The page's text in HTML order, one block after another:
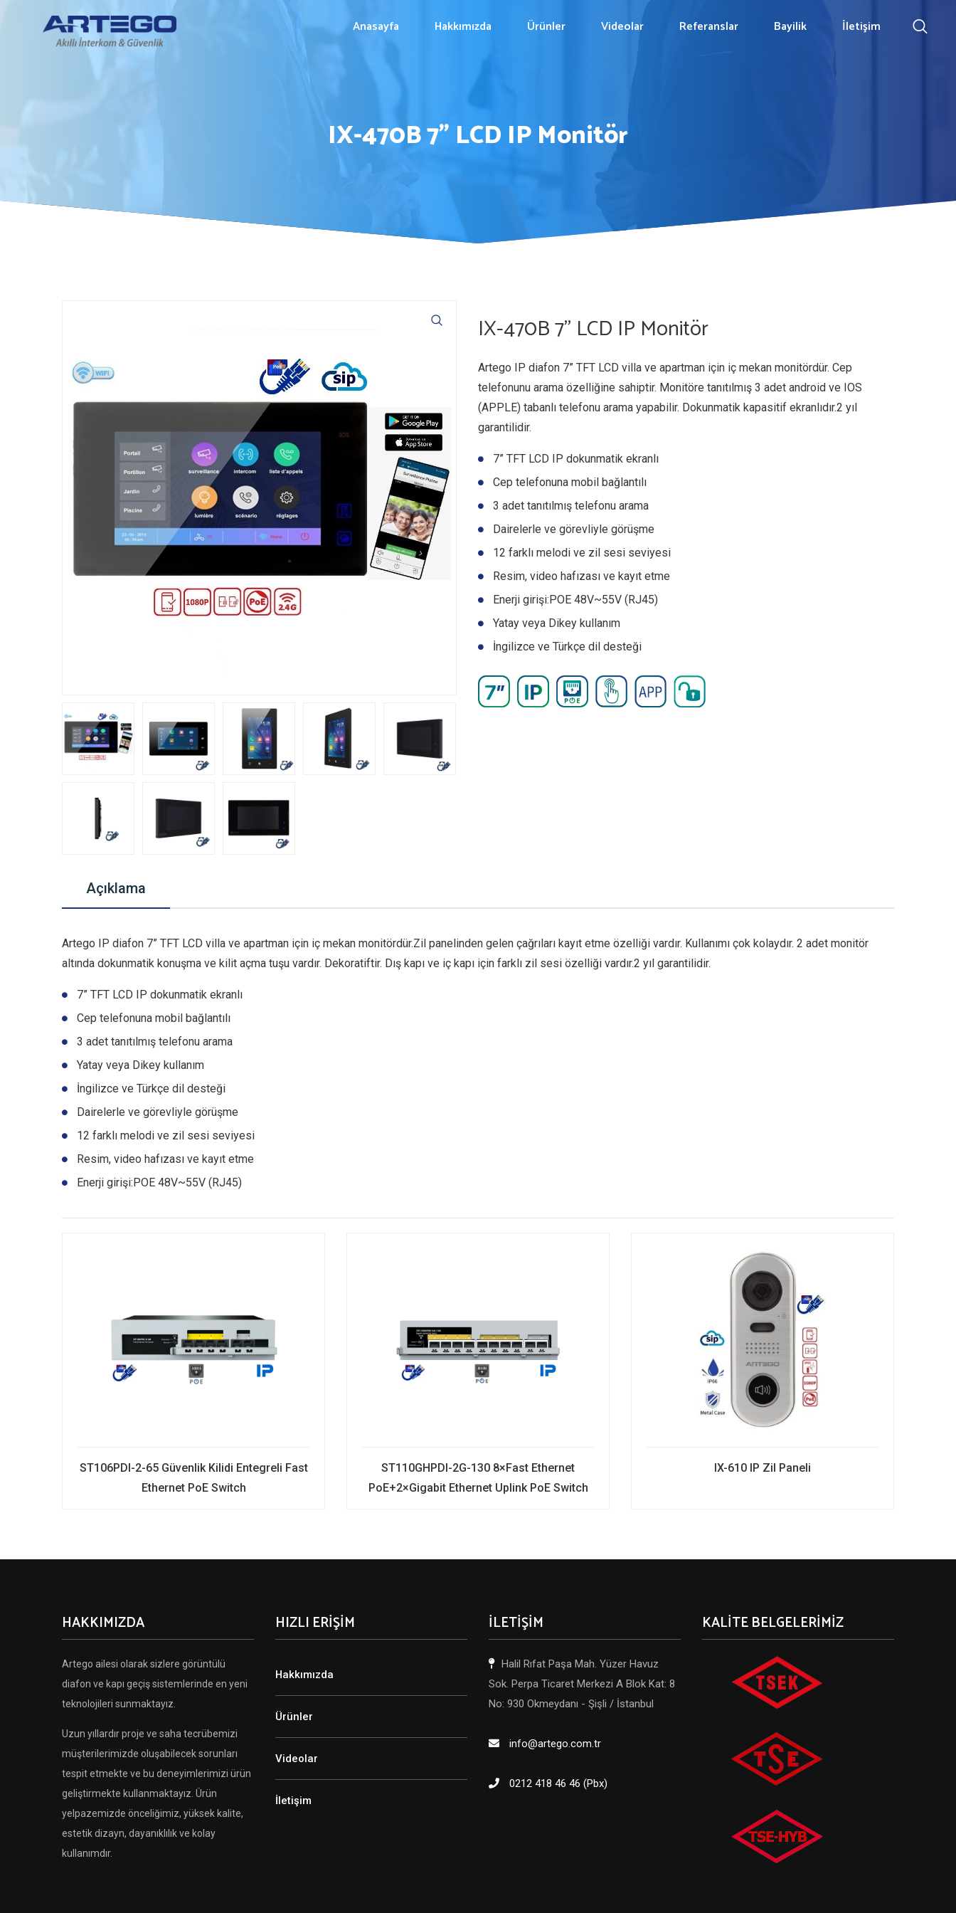
Anasayfa Hakkımızda Ürünler Videolar Referanslar Bayilik İletişim
IX-470B 7” LCD IP Monitör
IX-470B 7” LCD IP Monitör
Artego IP diafon 7” TFT LCD villa ve apartman için iç mekan monitördür. Cep
telefonunu arama özelliğine sahiptir. Monitöre tanıtılmış 3 adet android ve IOS
(APPLE) tabanlı telefonu arama yapabilir. Dokunmatik kapasitif ekranlıdır.2 yıl
garantilidir.
7” TFT LCD IP dokunmatik ekranlı
Cep telefonuna mobil bağlantılı
3 adet tanıtılmış telefonu arama
Dairelerle ve görevliyle görüşme
12 farklı melodi ve zil sesi seviyesi
Resim, video hafızası ve kayıt etme
Enerji girişi:POE 48V~55V (RJ45)
Yatay veya Dikey kullanım
İngilizce ve Türkçe dil desteği
Açıklama
Artego IP diafon 7” TFT LCD villa ve apartman için iç mekan monitördür.Zil panelinden gelen çağrıları kayıt etme özelliği vardır. Kullanımı çok kolaydır. 2 adet monitör
altında dokunmatik konuşma ve kilit açma tuşu vardır. Dekoratiftir. Dış kapı ve iç kapı için farklı zil sesi özelliği vardır.2 yıl garantilidir.
7” TFT LCD IP dokunmatik ekranlı
Cep telefonuna mobil bağlantılı
3 adet tanıtılmış telefonu arama
Yatay veya Dikey kullanım
İngilizce ve Türkçe dil desteği
Dairelerle ve görevliyle görüşme
12 farklı melodi ve zil sesi seviyesi
Resim, video hafızası ve kayıt etme
Enerji girişi:POE 48V~55V (RJ45)
ST106PDI-2-65 Güvenlik Kilidi Entegreli Fast
Ethernet PoE Switch
ST110GHPDI-2G-130 8×Fast Ethernet
PoE+2×Gigabit Ethernet Uplink PoE Switch
IX-610 IP Zil Paneli
HAKKIMIZDA
Artego ailesi olarak sizlere görüntülü
diafon ve kapı geçiş sistemlerinde en yeni
teknolojileri sunmaktayız.
Uzun yıllardır proje ve saha tecrübemizi
müşterilerimizde oluşabilecek sorunları
tespit etmekte ve bu deneyimlerimizi ürün
geliştirmekte kullanmaktayız. Ürün
yelpazemizde önceliğimiz, yüksek kalite,
estetik dizayn, dayanıklılık ve kolay
kullanımdır.
HIZLI ERİŞİM
Hakkımızda
Ürünler
Videolar
İletişim
İLETİŞİM
Halil Rıfat Paşa Mah. Yüzer Havuz
Sok. Perpa Ticaret Merkezi A Blok Kat: 8
No: 930 Okmeydanı - Şişli / İstanbul
info@artego.com.tr
0212 418 46 46 (Pbx)
KALITE BELGELERIMIZ